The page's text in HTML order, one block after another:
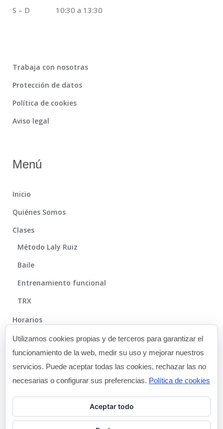
S – D 10:30 a 13:30
Trabaja con nosotras
Protección de datos
Política de cookies
Aviso legal
Menú
Inicio
Quiénes Somos
Clases
Método Laly Ruiz
Baile
Entrenamiento funcional
TRX
Horarios
Método
Galería
Utilizamos cookies propias y de terceros para garantizar el
funcionamiento de la web, medir su uso y mejorar nuestros
servicios. Puede aceptar todas las cookies, rechazar las no
necesarias o configurar sus preferencias. Política de cookies
Aceptar todo